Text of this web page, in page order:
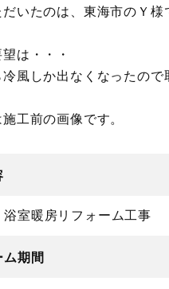
いたのは、東海市のＹ様
は・・・
風しか出なくなったので
工前の画像です。
室暖房リフォーム工事
ム期間